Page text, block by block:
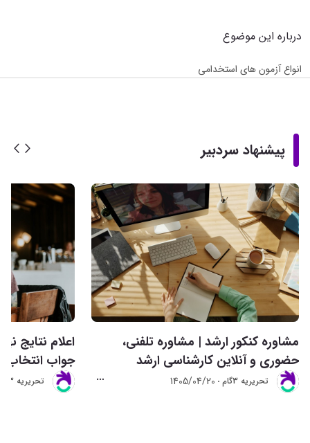
درباره این موضوع
انواع آزمون های استخدامی
پیشنهاد سردبیر
مشاوره کنکور ارشد | مشاوره تلفنی،
حضوری و آنلاین کارشناسی ارشد
تحريريه 3گام 1405/04/20
جواب انتخاب
تحريريه 3گام